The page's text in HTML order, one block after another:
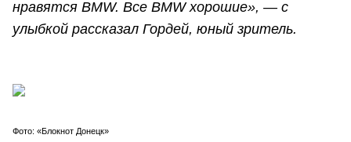
нравятся BMW. Все BMW хорошие», — с
улыбкой рассказал Гордей, юный зритель.
Фото: «Блокнот Донецк»